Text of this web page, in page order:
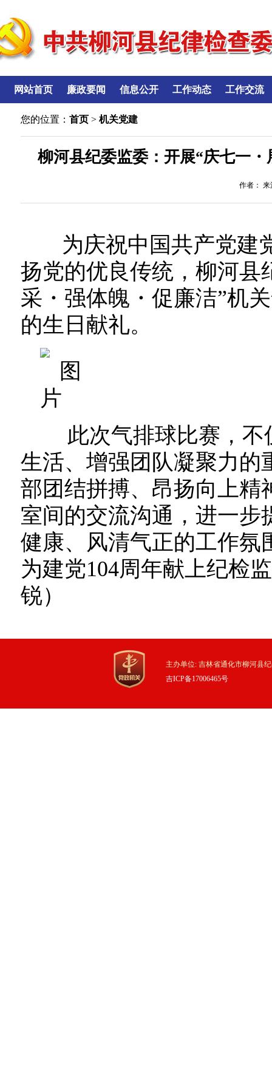
网站首页 廉政要闻 信息公开 工作动态 工作交流
您的位置：首页 >机关党建
柳河县纪委监委：开展“庆七一
作者： 来
为庆祝中国共产党建
扬党的优良传统，柳河县
采・强体魄・促廉洁”机
的生日献礼。
此次气排球比赛，不
生活、增强团队凝聚力的
部团结拼搏、昂扬向上精
室间的交流沟通，进一步
健康、风清气正的工作氛
为建党104周年献上纪检
锐）
主办单位: 吉林省通化市柳河县
吉ICP备17006465号